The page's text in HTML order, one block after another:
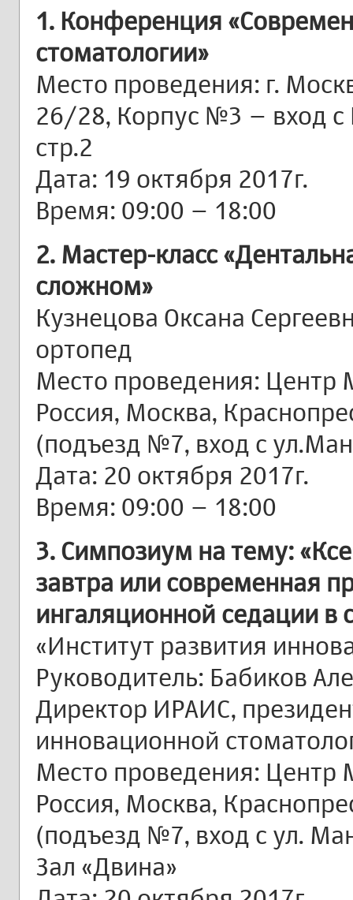
1. Конференция
стоматологии»
Место проведения: г.
26/28, Корпус №3 – вход с
стр.2
Дата: 19 октября 2017г.
Время: 09:00 – 18:00
2. Мастер-класс
сложном»
Кузнецова Оксана
ортопед
Место проведения: Центр
Россия, Москва,
(подъезд №7, вход с
Дата: 20 октября 2017г.
Время: 09:00 – 18:00
3. Симпозиум на тему:
завтра или современная
ингаляционной седации в
«Институт развития
Руководитель: Бабиков
Директор ИРАИС,
инновационной
Место проведения: Центр
Россия, Москва,
(подъезд №7, вход с ул.
Зал «Двина»